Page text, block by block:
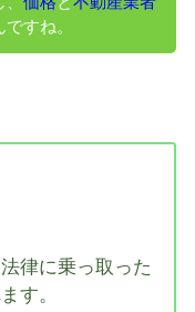
すね。
律に乗っ取った
す。